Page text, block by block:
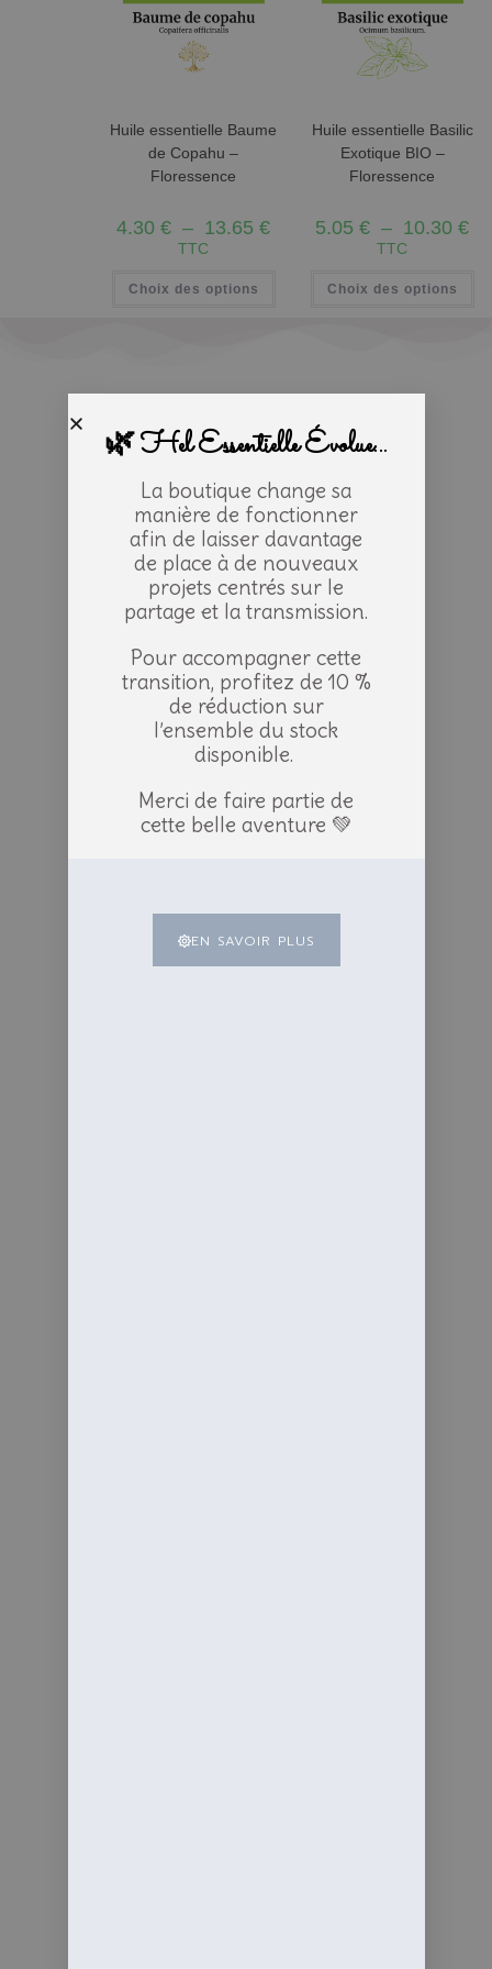
Huile essentielle Baume
de Copahu –
Floressence
4.30€ – 13.65€
TTC
Choix des options
Huile essentielle Basilic
Exotique BIO –
Floressence
5.05€ – 10.30€
TTC
Choix des options
🌿 Hel Essentielle Évolue...
La boutique change sa
manière de fonctionner
afin de laisser davantage
de place à de nouveaux
projets centrés sur le
partage et la transmission.
Pour accompagner cette
transition, profitez de 10 %
de réduction sur
l’ensemble du stock
disponible.
Merci de faire partie de
cette belle aventure 💚
EN SAVOIR PLUS